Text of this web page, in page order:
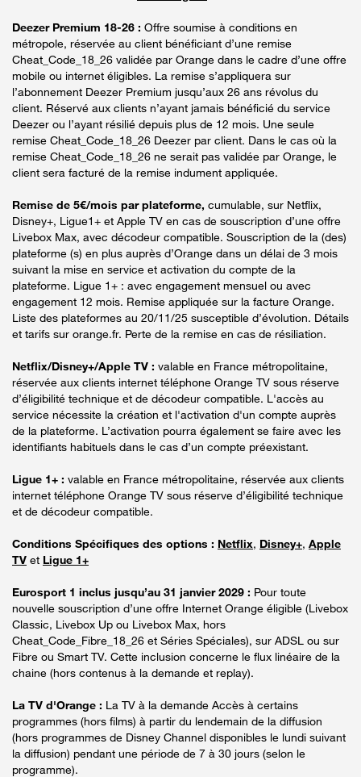
Deezer Premium 18-26 : Offre soumise à conditions en
métropole, réservée au client bénéficiant d’une remise
Cheat_Code_18_26 validée par Orange dans le cadre d’une offre
mobile ou internet éligibles. La remise s’appliquera sur
l’abonnement Deezer Premium jusqu’aux 26 ans révolus du
client. Réservé aux clients n’ayant jamais bénéficié du service
Deezer ou l’ayant résilié depuis plus de 12 mois. Une seule
remise Cheat_Code_18_26 Deezer par client. Dans le cas où la
remise Cheat_Code_18_26 ne serait pas validée par Orange, le
client sera facturé de la remise indument appliquée.
Remise de 5€/mois par plateforme, cumulable, sur Netflix,
Disney+, Ligue1+ et Apple TV en cas de souscription d’une offre
Livebox Max, avec décodeur compatible. Souscription de la (des)
plateforme (s) en plus auprès d’Orange dans un délai de 3 mois
suivant la mise en service et activation du compte de la
plateforme. Ligue 1+ : avec engagement mensuel ou avec
engagement 12 mois. Remise appliquée sur la facture Orange.
Liste des plateformes au 20/11/25 susceptible d’évolution. Détails
et tarifs sur orange.fr. Perte de la remise en cas de résiliation.
Netflix/Disney+/Apple TV : valable en France métropolitaine,
réservée aux clients internet téléphone Orange TV sous réserve
d’éligibilité technique et de décodeur compatible. L'accès au
service nécessite la création et l'activation d'un compte auprès
de la plateforme. L’activation pourra également se faire avec les
identifiants habituels dans le cas d’un compte préexistant.
Ligue 1+ : valable en France métropolitaine, réservée aux clients
internet téléphone Orange TV sous réserve d’éligibilité technique
et de décodeur compatible.
Conditions Spécifiques des options : Netflix, Disney+, Apple
TV et Ligue 1+
Eurosport 1 inclus jusqu’au 31 janvier 2029 : Pour toute
nouvelle souscription d’une offre Internet Orange éligible (Livebox
Classic, Livebox Up ou Livebox Max, hors
Cheat_Code_Fibre_18_26 et Séries Spéciales), sur ADSL ou sur
Fibre ou Smart TV. Cette inclusion concerne le flux linéaire de la
chaine (hors contenus à la demande et replay).
La TV d'Orange : La TV à la demande Accès à certains
programmes (hors films) à partir du lendemain de la diffusion
(hors programmes de Disney Channel disponibles le lundi suivant
la diffusion) pendant une période de 7 à 30 jours (selon le
programme).